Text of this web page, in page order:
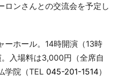
ンさんとの交流会を予定し
ホール。14時開演（13時
入場料は3,000円（全席自
学院（TEL 045-201-1514）